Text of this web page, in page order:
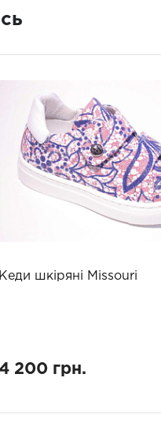
Кеди шкіряні Missouri
200 грн.